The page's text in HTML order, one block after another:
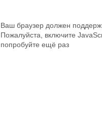
Ваш браузер должен
Пожалуйста, включите
попробуйте ещё раз